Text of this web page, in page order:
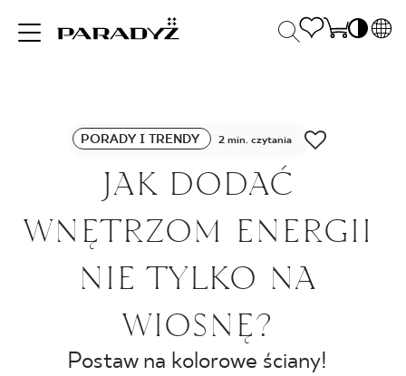
INSPIRACJE
PRODUKTY
KOLEKCJE
DLA BIZNESU
PORADY I TRENDY 2 min. czytania
JAK DODAĆ
WNĘTRZOM ENERGII
NIE TYLKO NA
WIOSNĘ?
Postaw na kolorowe ściany!